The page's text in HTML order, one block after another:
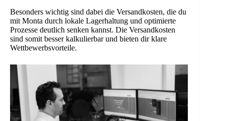
Besonders wichtig sind dabei die Versandkosten, die du
mit Monta durch lokale Lagerhaltung und optimierte
Prozesse deutlich senken kannst. Die Versandkosten
sind somit besser kalkulierbar und bieten dir klare
Wettbewerbsvorteile.